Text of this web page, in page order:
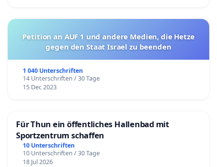
Petition an AUF 1 und andere Medien, die Hetze
gegen den Staat Israel zu beenden
1 040 Unterschriften
14 Unterschriften / 30 Tage
15 Dec 2023
Für Thun ein öffentliches Hallenbad mit
Sportzentrum schaffen
10 Unterschriften
10 Unterschriften / 30 Tage
18 Jul 2026